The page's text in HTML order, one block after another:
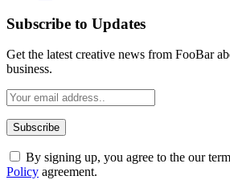
Subscribe to Updates
Get the latest creative news from FooBar
business.
By signing up, you agree to the our
Policy agreement.